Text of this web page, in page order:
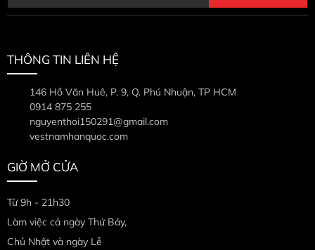
THÔNG TIN LIÊN HỆ
146 Hồ Văn Huê, P. 9, Q. Phú Nhuận, TP HCM
0914 875 255
nguyenthoi150291@gmail.com
vestnamhanquoc.com
GIỜ MỞ CỬA
Từ 9h - 21h30
Làm việc cả ngày Thứ Bảy,
Chủ Nhật và ngày Lễ